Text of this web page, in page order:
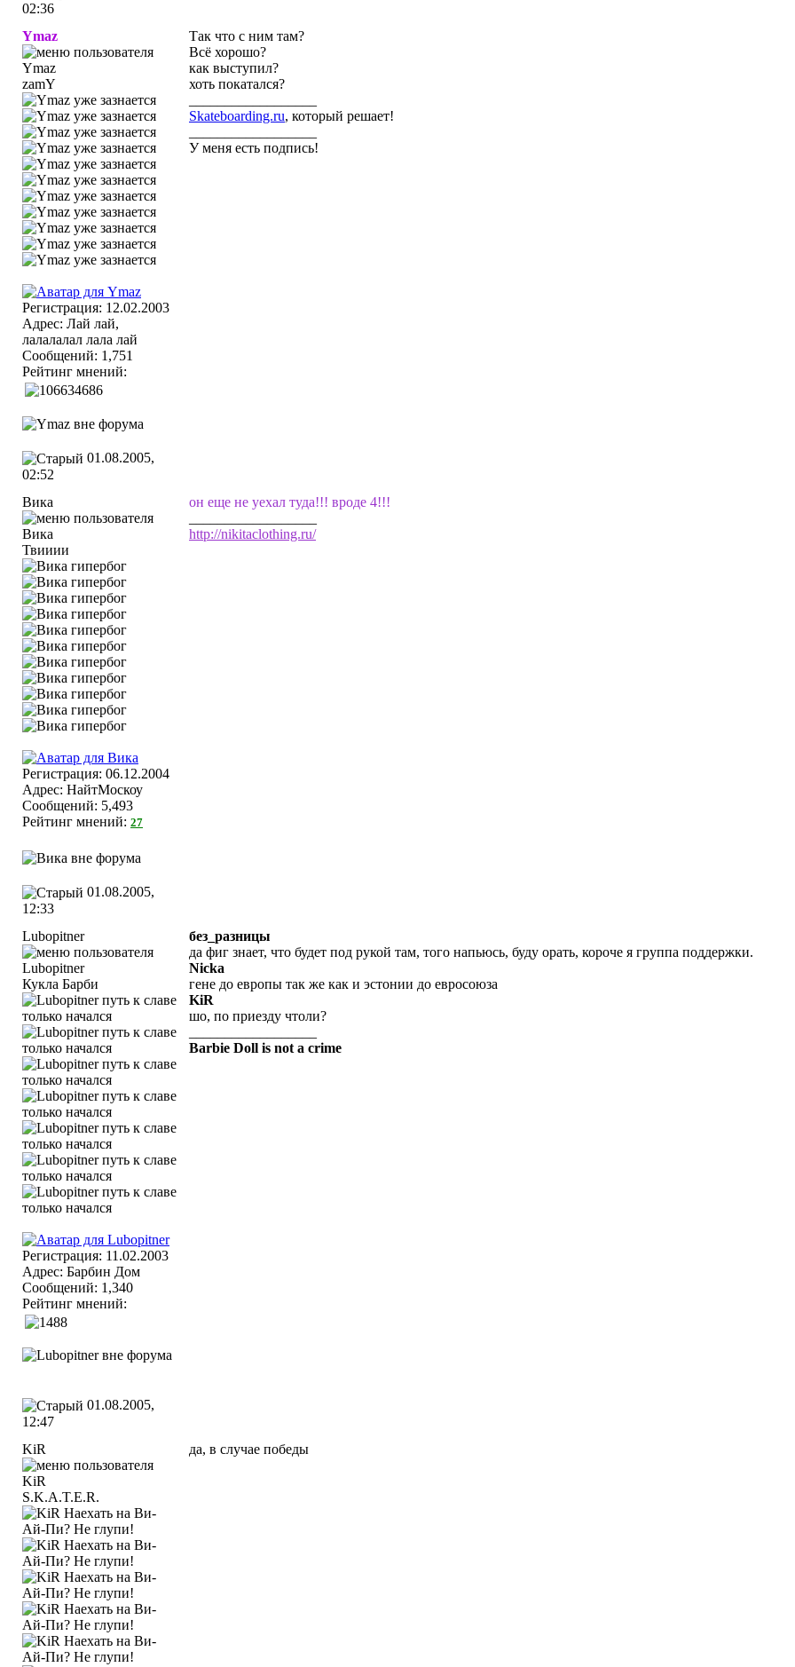
02:36
Ymaz
zamY
Регистрация: 12.02.2003
Адрес: Лай лай,
лалалалал лала лай
Сообщений: 1,751
Рейтинг мнений:
Так что с ним там?
Всё хорошо?
как выступил?
хоть покатался?
Skateboarding.ru, который решает!
У меня есть подпись!
01.08.2005,
02:52
Вика
Твииии
Регистрация: 06.12.2004
Адрес: НайтМоскоу
Сообщений: 5,493
Рейтинг мнений: 27
он еще не уехал туда!!! вроде 4!!!
http://nikitaclothing.ru/
01.08.2005,
12:33
Lubopitner
Кукла Барби
Регистрация: 11.02.2003
Адрес: Барбин Дом
Сообщений: 1,340
Рейтинг мнений:
без_разницы
да фиг знает, что будет под рукой там, того напьюсь, буду орать, короче я группа поддержки.
Nicka
гене до европы так же как и эстонии до евросоюза
KiR
шо, по приезду чтоли?
Barbie Doll is not a crime
01.08.2005,
12:47
KiR
S.K.A.T.E.R.
да, в случае победы